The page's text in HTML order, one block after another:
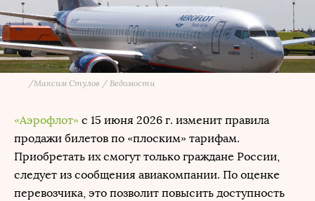
/Максим Стулов / Ведомости
«Аэрофлот» с 15 июня 2026 г. изменит правила
продажи билетов по «плоским» тарифам.
Приобретать их смогут только граждане России,
следует из сообщения авиакомпании. По оценке
перевозчика, это позволит повысить доступность